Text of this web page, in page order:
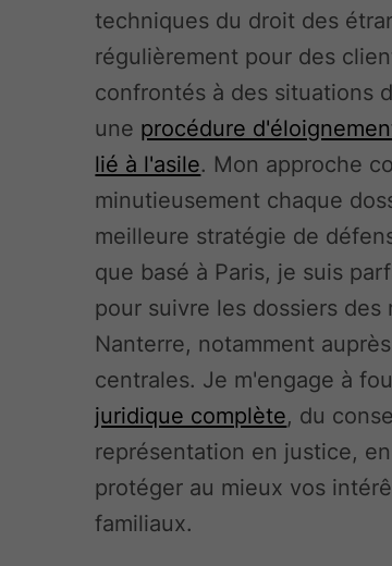
techniques du droit des
régulièrement pour des
confrontés à des situations
une procédure
lié à l'asile. Mon approche
minutieusement chaque
meilleure stratégie de
que basé à Paris, je suis
pour suivre les dossiers des
Nanterre, notamment
centrales. Je m'engage à
juridique complète, du
représentation en justice,
protéger au mieux vos
familiaux.